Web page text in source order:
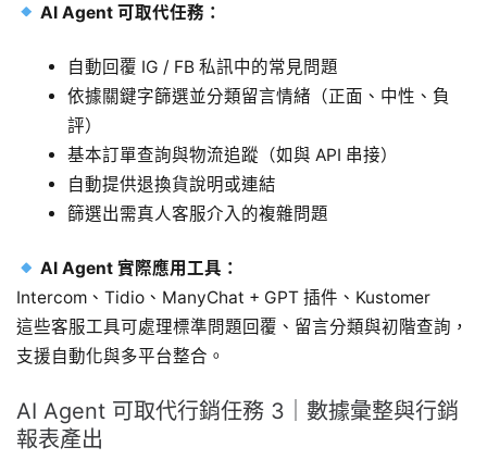
AI Agent 可取代任務：
自動回覆 IG / FB 私訊中的常見問題
依據關鍵字篩選並分類留言情緒（正面、中性、負
評）
基本訂單查詢與物流追蹤（如與 API 串接）
自動提供退換貨說明或連結
篩選出需真人客服介入的複雜問題
AI Agent 實際應用工具：
Intercom、Tidio、ManyChat + GPT 插件、Kustomer
這些客服工具可處理標準問題回覆、留言分類與初階查詢，
支援自動化與多平台整合。
AI Agent 可取代行銷任務 3｜數據彙整與行銷
報表產出